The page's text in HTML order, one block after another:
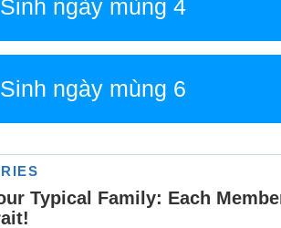
Sinh ngày mùng 4
Sinh ngày mùng 6